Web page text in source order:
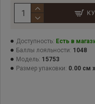
Доступность: Есть в
Баллы лояльности: 1048
Модель: 15753
Размер упаковки: 0.00 см